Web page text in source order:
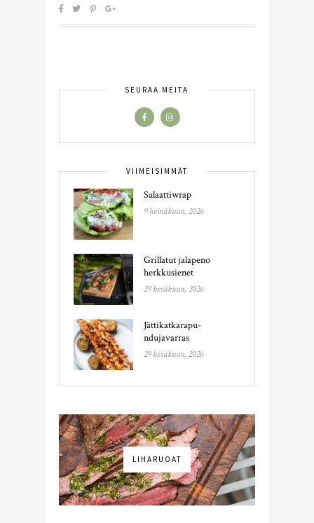
SEURAA MEITÄ
VIIMEISIMMÄT
Salaattiwrap
9 heinäkuun, 2026
Grillatut jalapeno
herkkusienet
29 kesäkuun, 2026
Jättikatkarapu-
ndujavarras
29 kesäkuun, 2026
LIHARUOAT